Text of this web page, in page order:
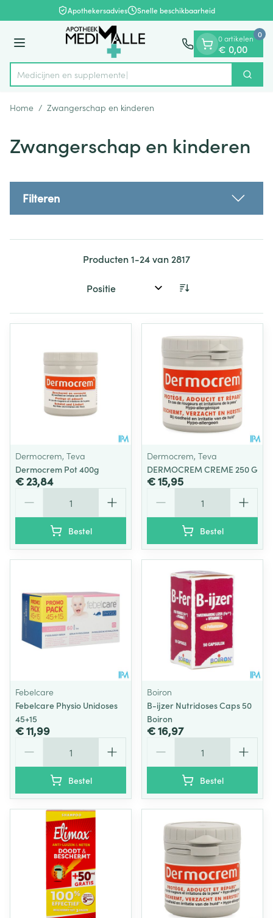
Ga naar de inhoudApothekersadvies Snelle beschikbaarheid
Menu
Product, merk, categorie...
Medici Zoek
0 artikelen
€ 0,00
0
Home / Zwangerschap en kinderen
Zwangerschap en kinderen
Filteren
Producten1-24van 2817
Sorteer op:
Dermocrem, Teva
Dermocrem Pot 400g
€ 23,84
Bestel
Dermocrem, Teva
DERMOCREM CREME 250 G
€ 15,95
Bestel
Febelcare
Febelcare Physio Unidoses
45+15
€ 11,99
Bestel
Boiron
B-ijzer Nutridoses Caps 50
Boiron
€ 16,97
Bestel